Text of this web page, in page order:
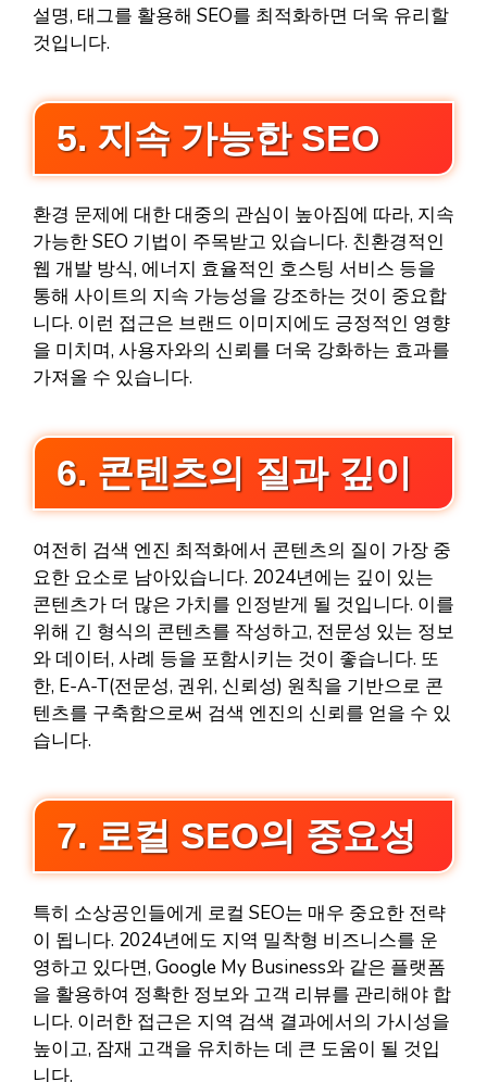
설명, 태그를 활용해 SEO를 최적화하면 더욱 유리할
것입니다.
5. 지속 가능한 SEO
환경 문제에 대한 대중의 관심이 높아짐에 따라, 지속
가능한 SEO 기법이 주목받고 있습니다. 친환경적인
웹 개발 방식, 에너지 효율적인 호스팅 서비스 등을
통해 사이트의 지속 가능성을 강조하는 것이 중요합
니다. 이런 접근은 브랜드 이미지에도 긍정적인 영향
을 미치며, 사용자와의 신뢰를 더욱 강화하는 효과를
가져올 수 있습니다.
6. 콘텐츠의 질과 깊이
여전히 검색 엔진 최적화에서 콘텐츠의 질이 가장 중
요한 요소로 남아있습니다. 2024년에는 깊이 있는
콘텐츠가 더 많은 가치를 인정받게 될 것입니다. 이를
위해 긴 형식의 콘텐츠를 작성하고, 전문성 있는 정보
와 데이터, 사례 등을 포함시키는 것이 좋습니다. 또
한, E-A-T(전문성, 권위, 신뢰성) 원칙을 기반으로 콘
텐츠를 구축함으로써 검색 엔진의 신뢰를 얻을 수 있
습니다.
7. 로컬 SEO의 중요성
특히 소상공인들에게 로컬 SEO는 매우 중요한 전략
이 됩니다. 2024년에도 지역 밀착형 비즈니스를 운
영하고 있다면, Google My Business와 같은 플랫폼
을 활용하여 정확한 정보와 고객 리뷰를 관리해야 합
니다. 이러한 접근은 지역 검색 결과에서의 가시성을
높이고, 잠재 고객을 유치하는 데 큰 도움이 될 것입
니다.